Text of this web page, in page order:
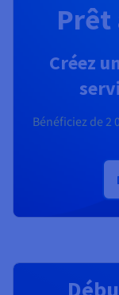
Prêt
Créez
Bénéficiez de 2